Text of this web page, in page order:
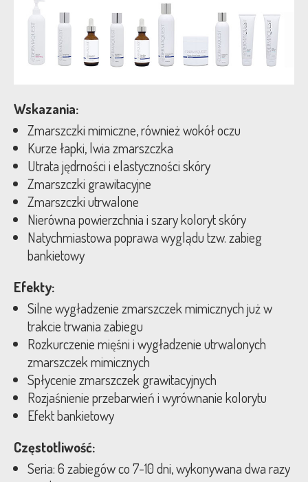
Wskazania:
Zmarszczki mimiczne, również wokół oczu
Kurze łapki, lwia zmarszczka
Utrata jędrności i elastyczności skóry
Zmarszczki grawitacyjne
Zmarszczki utrwalone
Nierówna powierzchnia i szary koloryt skóry
Natychmiastowa poprawa wyglądu tzw. zabieg
bankietowy
Efekty:
Silne wygładzenie zmarszczek mimicznych już w
trakcie trwania zabiegu
Rozkurczenie mięśni i wygładzenie utrwalonych
zmarszczek mimicznych
Spłycenie zmarszczek grawitacyjnych
Rozjaśnienie przebarwień i wyrównanie kolorytu
Efekt bankietowy
Częstotliwość:
Seria: 6 zabiegów co 7-10 dni, wykonywana dwa razy